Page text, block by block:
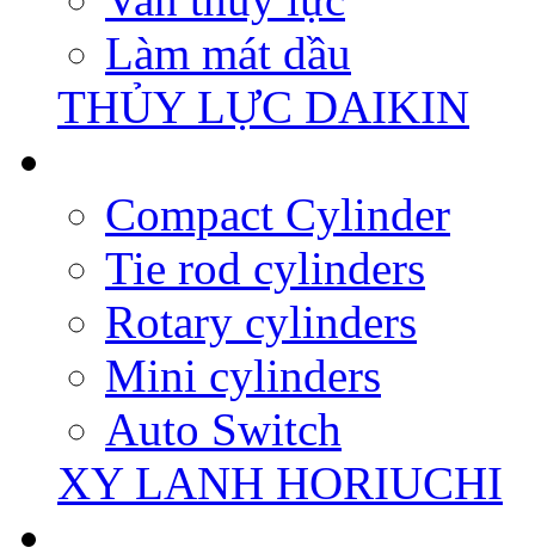
Làm mát dầu
THỦY LỰC DAIKIN
Compact Cylinder
Tie rod cylinders
Rotary cylinders
Mini cylinders
Auto Switch
XY LANH HORIUCHI